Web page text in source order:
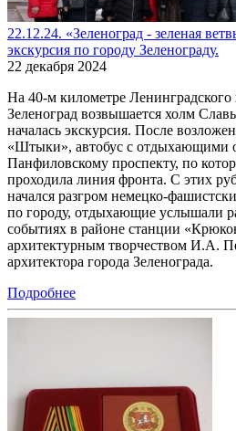
22.12.24. «Зеленоград - зеленая
экскурсия по городу Зеленограду.
22 декабря 2024
На 40-м километре Ленинградского
Зеленоград возвышается холм
началась экскурсия. После
«Штыки», автобус с отдыхающими
Панфиловскому проспекту, по
проходила линия фронта. С этих
начался разгром немецко-
по городу, отдыхающие услышали
событиях в районе станции
архитектурным творчеством И.А.
архитектора города Зеленограда.
Подробнее